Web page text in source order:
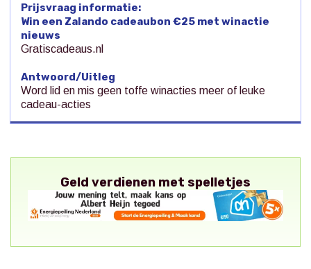
Prijsvraag informatie:
Win een Zalando cadeaubon €25 met winactie
nieuws
Gratiscadeaus.nl
Antwoord/Uitleg
Word lid en mis geen toffe winacties meer of leuke
cadeau-acties
Geld verdienen met spelletjes